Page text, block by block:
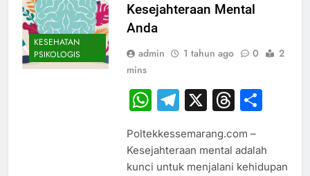
KESEHATAN
PSIKOLOGIS
Kesejahteraan Mental
Anda
admin 1 tahun ago 0
2
mins
WhatsApp
Telegram
X
Poltekkessemarang.com –
Kesejahteraan mental adalah
kunci untuk menjalani kehidupan